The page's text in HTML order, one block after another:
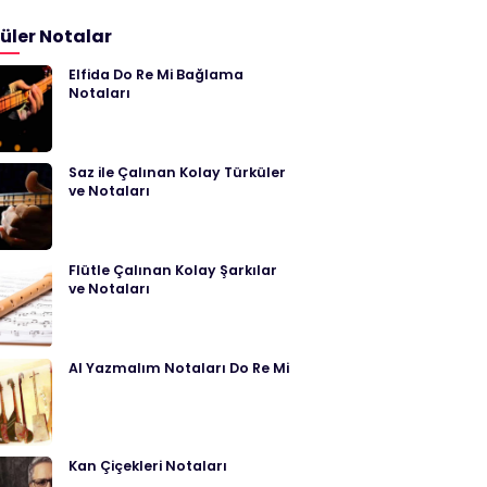
Notalar
Elfida Do Re Mi Bağlama
Notaları
Saz ile Çalınan Kolay Türküler
ve Notaları
Flütle Çalınan Kolay Şarkılar
ve Notaları
Al Yazmalım Notaları Do Re Mi
Kan Çiçekleri Notaları